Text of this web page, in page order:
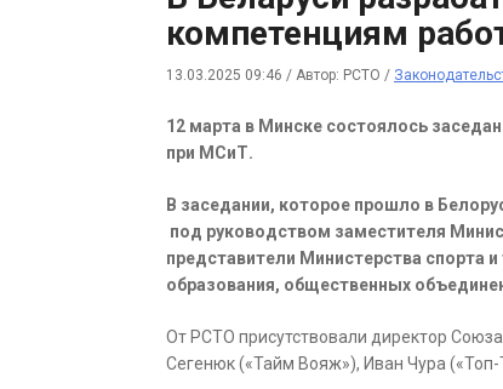
компетенциям
13.03.2025 09:46 / Автор: РСТО /
12 марта в Минске состоялось
при МСиТ.
В заседании, которое прошло в
под руководством заместителя
представители Министерства спорта
образования, общественных
От РСТО присутствовали директор
Сегенюк («Тайм Вояж»), Иван Чура